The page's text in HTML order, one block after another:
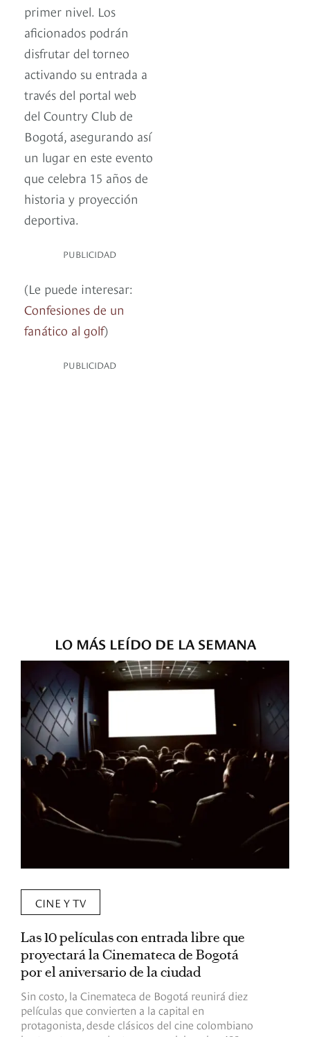
primer nivel. Los
aficionados podrán
disfrutar del torneo
activando su entrada a
través del portal web
del Country Club de
Bogotá, asegurando así
un lugar en este evento
que celebra 15 años de
historia y proyección
deportiva.
PUBLICIDAD
(Le puede interesar:
Confesiones de un
fanático al golf)
PUBLICIDAD
LO MÁS LEÍDO DE LA SEMANA
CINE Y TV
Las 10 películas con entrada libre que
proyectará la Cinemateca de Bogotá
por el aniversario de la ciudad
Sin costo, la Cinemateca de Bogotá reunirá diez
películas que convierten a la capital en
protagonista, desde clásicos del cine colombiano